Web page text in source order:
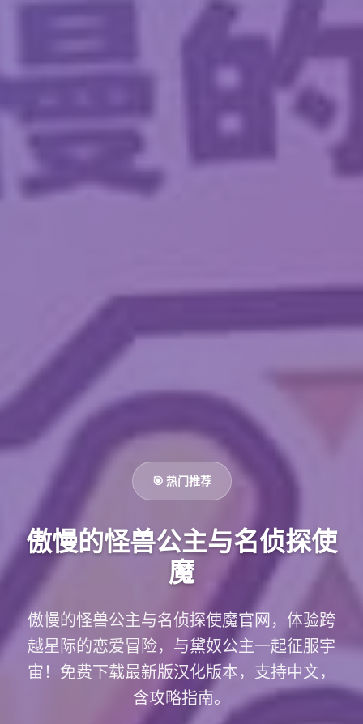
🎯 热门推荐
傲慢的怪兽公主与名侦探使
魔
傲慢的怪兽公主与名侦探使魔官网，体验跨
越星际的恋爱冒险，与黛奴公主一起征服宇
宙！免费下载最新版汉化版本，支持中文，
含攻略指南。